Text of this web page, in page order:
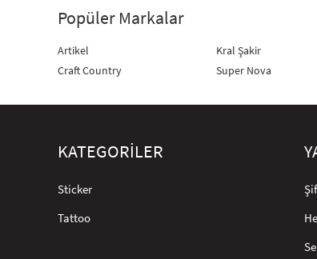
Popüler Markalar
Artikel
Craft Country
Kral Şakir
Super Nova
KATEGORİLER
Sticker
Tattoo